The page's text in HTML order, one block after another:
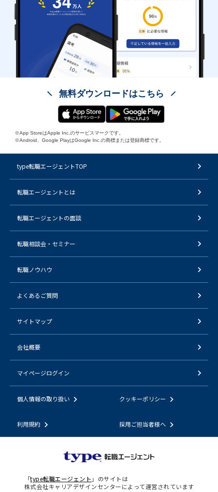
無料ダウンロードはこちら
※App StoreはApple Inc.のサービスマークです。
※Android、Google PlayはGoogle Inc.の商標または登録商標です。
type転職エージェントTOP
転職エージェントとは
転職エージェントの面談
転職相談会・セミナー
転職ノウハウ
よくあるご質問
サイトマップ
会社概要
マイページログイン
個人情報の取り扱い クッキーポリシー
利用規約 採用ご担当者様へ
「type転職エージェント 」のサイトは
株式会社キャリアデザインセンターによって運営されています